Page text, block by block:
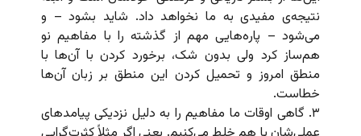
نتیجه‌ی مفیدی به ما نخواهد داد. شاید بشود – و
می‌شود – پاره‌هایی مهم از گذشته را با مفاهیم نو
هم‌ساز کرد ولی بدون شک، برخورد کردن با آن‌ها با
منطق امروز و تحمیل کردن این منطق بر زبان آن‌ها
خطاست.
۳. گاهی اوقات ما مفاهیم را به دلیل نزدیکی پیامدهای